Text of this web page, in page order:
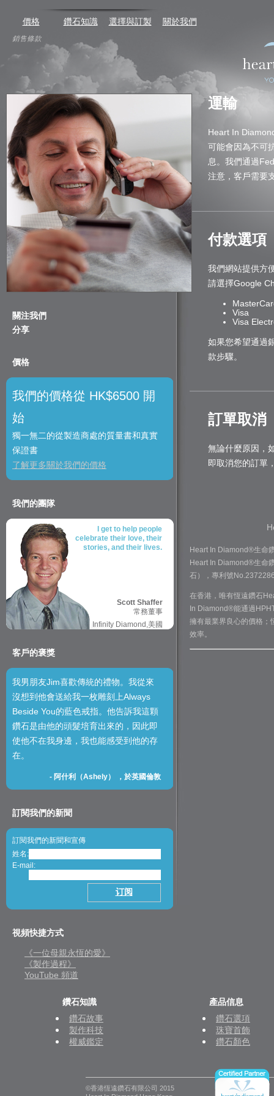
價格 鑽石知識 選擇與訂製 關於我們
銷售條款
關注我們
分享
價格
我們的價格從 HK$6500 開
始
獨一無二的從製造商處的質量書和真實
保證書
了解更多關於我們的價格
我們的團隊
I get to help people
celebrate their love, their
stories, and their lives.
Scott Shaffer
常務董事
Infinity Diamond,美國
客戶的褒獎
我男朋友Jim喜歡傳統的禮物。我從來
沒想到他會送給我一枚雕刻上Always
Beside You的藍色戒指。他告訴我這顆
鑽石是由他的頭髮培育出來的，因此即
使他不在我身邊，我也能感受到他的存
在。
- 阿什利（Ashely） ，於英國倫敦
訂閱我們的新聞
訂閱我們的新聞和宣傳
姓名:
E-mail:
視頻快捷方式
《一位母親永恆的愛》
《製作過程》
YouTube 頻道
運輸
Heart In
可能會因為不可
息。我們通過
注意，客戶需要
付款選項
我們網站提供方
請選擇Google
Visa
Visa
如果您希望通過
款步驟。
訂單取消
無論什麼原因，
即取消您的訂單
Heart In Diamond®生命
Heart In Diamond®生命
石），專利號
在香港，唯有恆遠鑽石
In Diamond®能通過
擁有最業界良心的價格；
效率。
鑽石知識
鑽石故事
製作科技
權威鑑定
產品信息
鑽石選項
珠寶首飾
鑽石顏色
©香港恆遠鑽石有限公司 2015